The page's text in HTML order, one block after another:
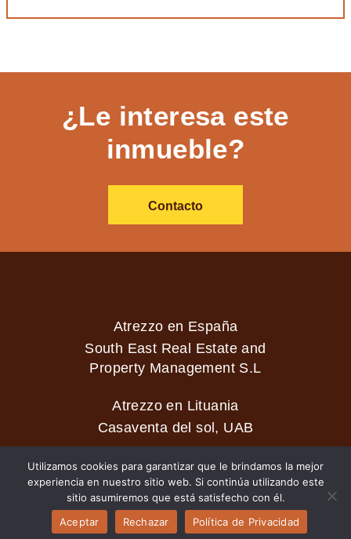
¿Le interesa este
inmueble?
Contacto
Atrezzo en España
South East Real Estate and
Property Management S.L
Atrezzo en Lituania
Casaventa del sol, UAB
2026 © Casaventa del sol
Utilizamos cookies para garantizar que le brindamos la mejor
experiencia en nuestro sitio web. Si continúa utilizando este
sitio asumiremos que está satisfecho con él.
Aceptar
Rechazar Política de Privacidad